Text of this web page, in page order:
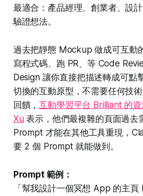
最適合：產品經理、創業者、設
驗證想法。
過去把靜態 Mockup 做成可互動
寫程式碼、跑 PR、等 Code
Design 讓你直接把描述轉成可點
切換的互動原型，不需要任何技
回饋，互動學習平台 Brilliant 的
Xu表示，他們最複雜的頁面過去
Prompt 才能在其他工具重現，
要 2 個 Prompt 就能做到。
Prompt 範例：
「幫我設計一個冥想 App 的主